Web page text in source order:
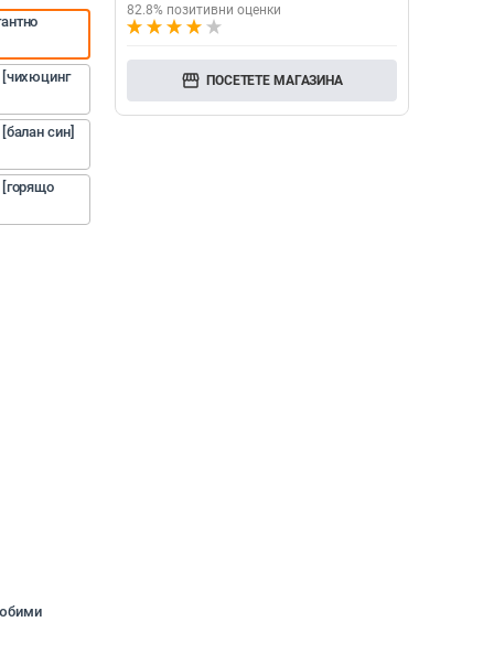
[чихюцинг
син]
[горящо
82.8% позитивни оценки
storefront ПОСЕТЕТЕ МАГАЗИНА